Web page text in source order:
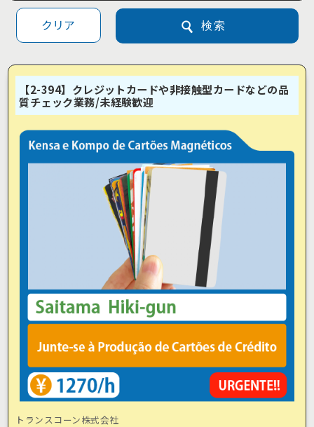
クリア 検索
【2-394】クレジットカードや非接触型カードなどの品
質チェック業務/未経験歓迎
トランスコーン株式会社